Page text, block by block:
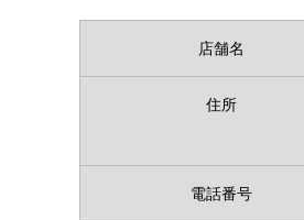
店舗名
住所
電話番号